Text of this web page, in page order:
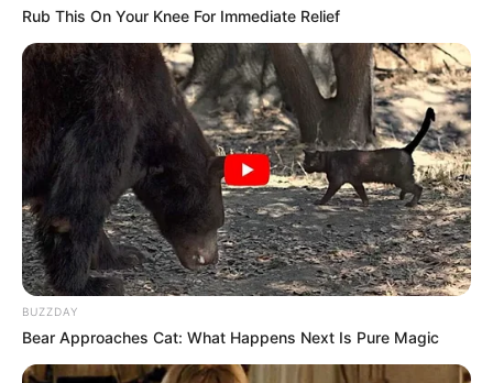
This New Will Give You An Erection After +45
Rub This On Your Knee For Immediate Relief
BUZZDAY
Bear Approaches Cat: What Happens Next Is Pure Magic